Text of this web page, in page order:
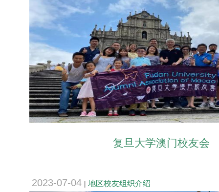
复旦大学澳门校友会
2023-07-04 地区校友组织介绍